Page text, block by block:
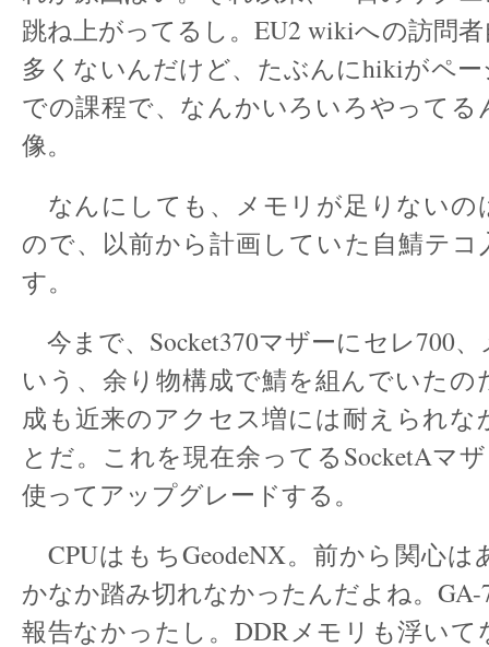
跳ね上がってるし。EU2 wikiへの訪問
多くないんだけど、たぶんにhikiがペ
での課程で、なんかいろいろやってる
像。
なんにしても、メモリが足りないの
ので、以前から計画していた自鯖テコ
す。
今まで、Socket370マザーにセレ700
いう、余り物構成で鯖を組んでいたの
成も近来のアクセス増には耐えられな
とだ。これを現在余ってるSocketAマ
使ってアップグレードする。
CPUはもちGeodeNX。前から関心
かなか踏み切れなかったんだよね。
報告なかったし。DDRメモリも浮い